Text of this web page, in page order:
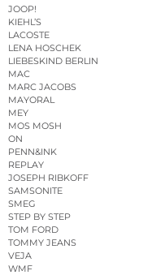
JOOP!
KIEHL’S
LACOSTE
LENA HOSCHEK
LIEBESKIND BERLIN
MAC
MARC JACOBS
MAYORAL
MEY
MOS MOSH
ON
PENN&INK
REPLAY
JOSEPH RIBKOFF
SAMSONITE
SMEG
STEP BY STEP
TOM FORD
TOMMY JEANS
VEJA
WMF